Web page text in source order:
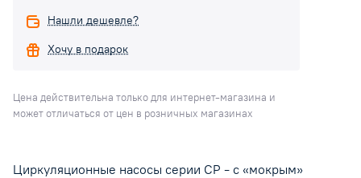
Нашли дешевле?
Хочу в подарок
Цена действительна только для интернет-магазина и
может отличаться от цен в розничных магазинах
Циркуляционные насосы серии CP - с «мокрым»